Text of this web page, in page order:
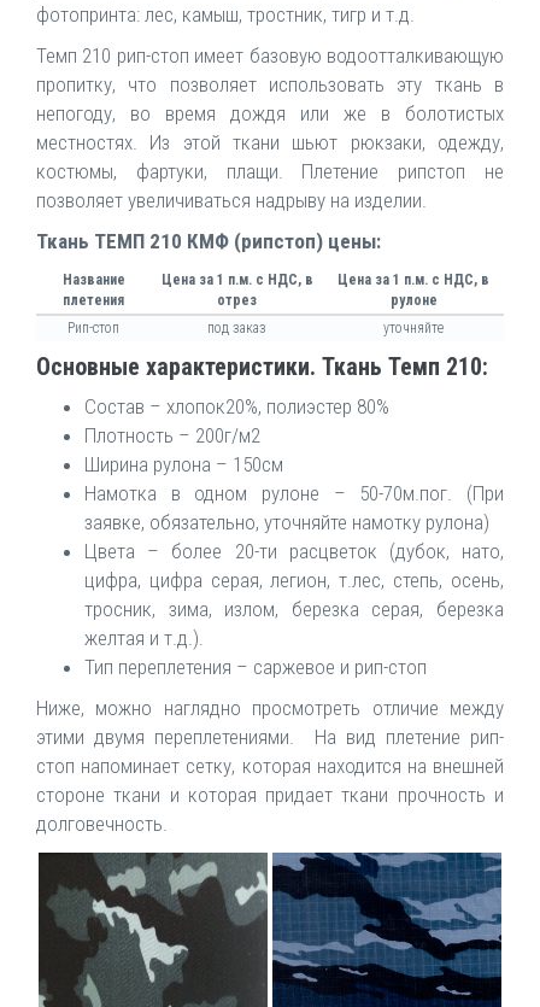
фотопринта: лес, камыш, тростник, тигр и т.д.
Темп 210 рип-стоп имеет базовую водоотталкивающую
пропитку, что позволяет использовать эту ткань в
непогоду, во время дождя или же в болотистых
местностях. Из этой ткани шьют рюкзаки, одежду,
костюмы, фартуки, плащи. Плетение рипстоп не
позволяет увеличиваться надрыву на изделии.
Ткань ТЕМП 210 КМФ (рипстоп) цены:
Название
плетения
Цена за 1 п.м. с НДС, в
отрез
Цена за 1 п.м. с НДС, в
рулоне
Рип-стоп
под заказ уточняйте
Основные характеристики. Ткань Темп 210:
Состав – хлопок20%, полиэстер 80%
Плотность – 200г/м2
Ширина рулона – 150см
Намотка в одном рулоне – 50-70м.пог. (При
заявке, обязательно, уточняйте намотку рулона)
Цвета – более 20-ти расцветок (дубок, нато,
цифра, цифра серая, легион, т.лес, степь, осень,
тросник, зима, излом, березка серая, березка
желтая и т.д.).
Тип переплетения – саржевое и рип-стоп
Ниже, можно наглядно просмотреть отличие между
этими двумя переплетениями. На вид плетение рип-
стоп напоминает сетку, которая находится на внешней
стороне ткани и которая придает ткани прочность и
долговечность.